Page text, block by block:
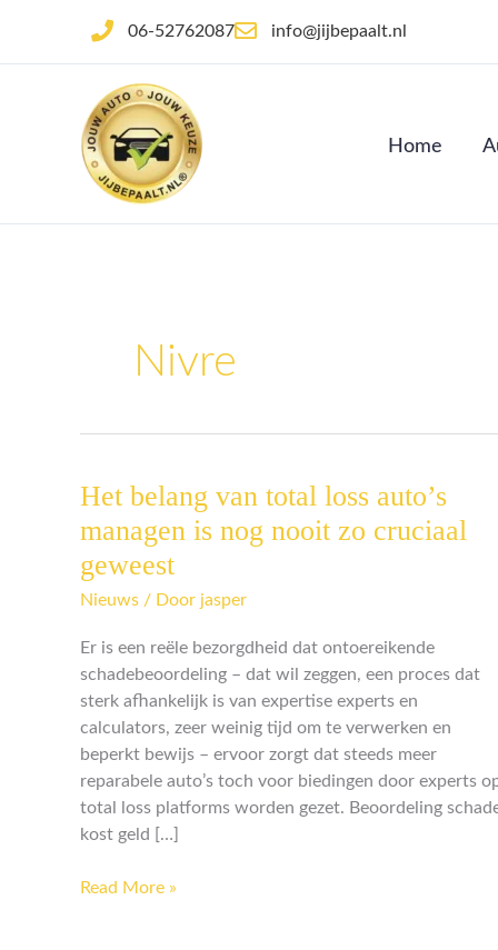
de
06-52762087 info@jijbepaalt.nl
Home
Nivre
Het belang van total loss auto’s
managen is nog nooit zo cruciaal
geweest
Nieuws / Door jasper
Er is een reële bezorgdheid dat ontoereikende
schadebeoordeling – dat wil zeggen, een proces dat
sterk afhankelijk is van expertise experts en
calculators, zeer weinig tijd om te verwerken en
beperkt bewijs – ervoor zorgt dat steeds meer
reparabele auto’s toch voor biedingen door experts
total loss platforms worden gezet. Beoordeling
kost geld […]
Het
van
total
loss
managen
is
nog
nooit
zo
cruciaal
geweest
Read More »